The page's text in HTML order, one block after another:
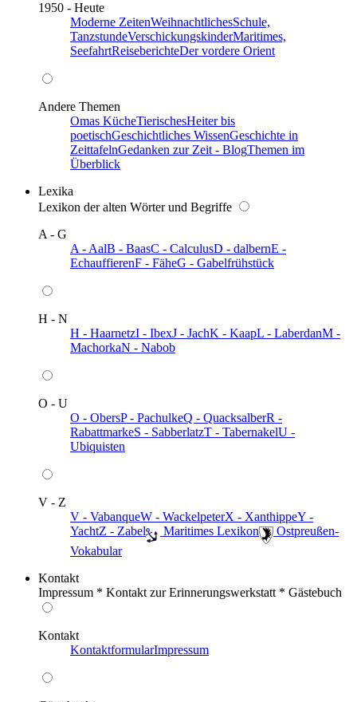
1950 - Heute
Moderne ZeitenWeihnachtlichesSchule,
TanzstundeVerschickungskinderMaritimes,
SeefahrtReiseberichteDer vordere Orient
Andere Themen
Omas KücheTierischesHeiter bis
poetischGeschichtliches WissenGeschichte in
ZeittafelnGedanken zur Zeit - BlogThemen im
Überblick
Lexika
Lexikon der alten Wörter und Begriffe
A - G
A - AalB - BaasC - CalculusD - dalbernE -
EchauffierenF - FäheG - Gabelfrühstück
H - N
H - HaarnetzI - IbexJ - JachK - KaapL - LaberdanM -
MachorkaN - Nabob
O - U
O - ObersP - PachulkeQ - QuacksalberR -
RabattmarkeS - SabberlatzT - TabernakelU -
Ubiquisten
V - Z
V - VabanqueW - WackelpeterX - XanthippeY -
YachtZ - Zabel ️ Maritimes Lexikon
️ Ostpreußen-
Vokabular
Kontakt
Impressum * Kontakt zur Erinnerungswerkstatt * Gästebuch
Kontakt
KontaktformularImpressum